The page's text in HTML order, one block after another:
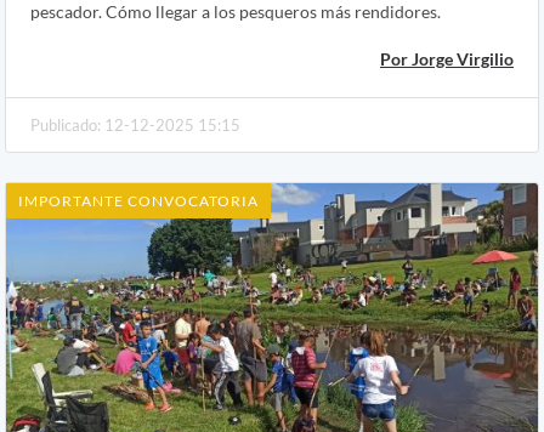
pescador. Cómo llegar a los pesqueros más rendidores.
Por Jorge Virgilio
Publicado: 12-12-2025 15:15
IMPORTANTE CONVOCATORIA